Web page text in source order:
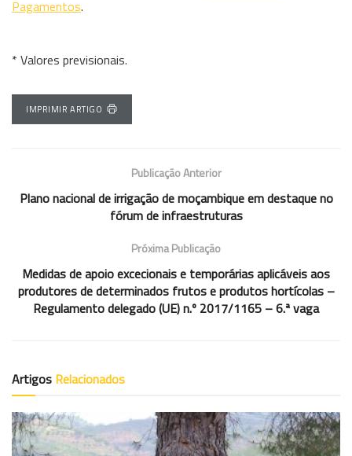
Pagamentos.
* Valores previsionais.
IMPRIMIR ARTIGO
Publicação Anterior
Plano nacional de irrigação de moçambique em destaque no
fórum de infraestruturas
Próxima Publicação
Medidas de apoio excecionais e temporárias aplicáveis aos
produtores de determinados frutos e produtos hortícolas –
Regulamento delegado (UE) n.º 2017/1165 – 6.ª vaga
Artigos Relacionados